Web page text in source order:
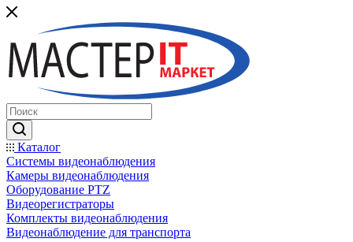
Каталог
Системы видеонаблюдения
Камеры видеонаблюдения
Оборудование PTZ
Видеорегистраторы
Комплекты видеонаблюдения
Видеонаблюдение для транспорта